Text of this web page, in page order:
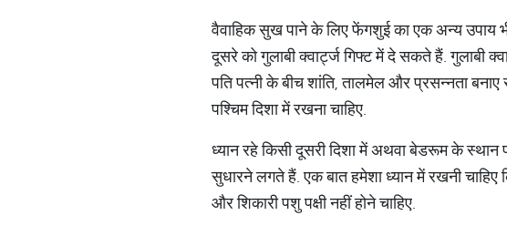
वैवाहिक सुख पाने के लिए फेंगशुई का एक अन्‍य उपाय
दूसरे को गुलाबी क्‍वार्ट्ज गिफ्ट में दे सकते हैं. गुलाबी
पति पत्नी के बीच शांति, तालमेल और प्रसन्नता
पश्चिम दिशा में रखना चाहिए.
ध्यान रहे किसी दूसरी दिशा में अथवा बेडरूम के
सुधारने लगते हैं. एक बात हमेशा ध्यान में रखनी चाहिए
और शिकारी पशु पक्षी नहीं होने चाहिए.